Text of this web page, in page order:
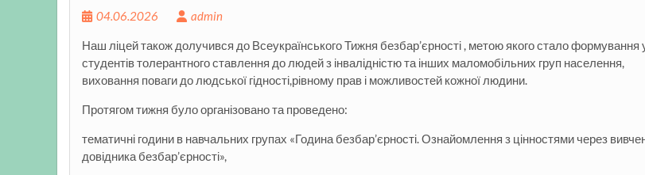
04.06.2026 admin
Наш ліцей також долучився до Всеукраїнського Тижня безбар’єрності , метою якого стало формування
студентів толерантного ставлення до людей з інвалідністю та інших маломобільних груп населення,
виховання поваги до людської гідності,рівному прав і можливостей кожної людини.
Протягом тижня було організовано та проведено:
тематичні години в навчальних групах «Година безбар’єрності. Ознайомлення з цінностями через
довідника безбар’єрності»,